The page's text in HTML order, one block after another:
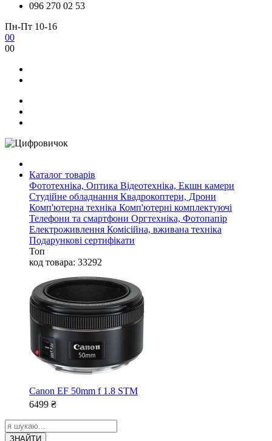
096 270 02 53
Пн-Пт 10-16
00
00
Каталог товарів
Фототехніка, Оптика Відеотехніка, Екшн камери
Студійне обладнання Квадрокоптери, Дрони
Комп'ютерна техніка Комп'ютерні комплектуючі
Телефони та смартфони Оргтехніка, Фотопапір
Електроживлення Комісійна, вживана техніка
Подарункові сертифікати
Топ
код товара: 33292
Canon EF 50mm f 1.8 STM
6499 ₴
ЗНАЙТИ